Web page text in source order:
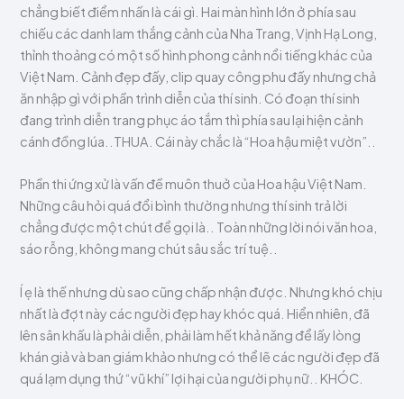
chẳng biết điểm nhấn là cái gì. Hai màn hình lớn ở phía sau
chiếu các danh lam thắng cảnh của Nha Trang, Vịnh Hạ Long,
thỉnh thoảng có một số hình phong cảnh nổi tiếng khác của
Việt Nam. Cảnh đẹp đấy, clip quay công phu đấy nhưng chả
ăn nhập gì với phần trình diễn của thí sinh. Có đoạn thí sinh
đang trình diễn trang phục áo tắm thì phía sau lại hiện cảnh
cánh đồng lúa..THUA. Cái này chắc là “Hoa hậu miệt vườn”..
Phần thi ứng xử là vấn đề muôn thuở của Hoa hậu Việt Nam.
Những câu hỏi quá đổi bình thường nhưng thí sinh trả lời
chẳng được một chút để gọi là.. Toàn những lời nói văn hoa,
sáo rỗng, không mang chút sâu sắc trí tuệ..
Í ẹ là thế nhưng dù sao cũng chấp nhận được. Nhưng khó chịu
nhất là đợt này các người đẹp hay khóc quá. Hiển nhiên, đã
lên sân khấu là phải diễn, phải làm hết khả năng để lấy lòng
khán giả và ban giám khảo nhưng có thể lẽ các người đẹp đã
quá lạm dụng thứ “vũ khí” lợi hại của người phụ nữ.. KHÓC.